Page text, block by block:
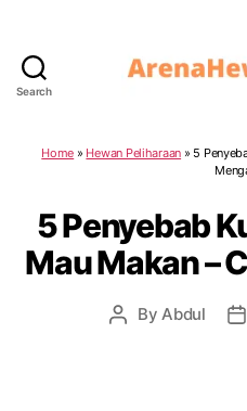
Search
Home » Hewan Peliharaan » 5
5 Penyebab
Mau Makan –
PostByAbdul